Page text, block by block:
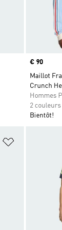
Prix
€ 90
Maillot
Crunch
Hommes
2 couleurs
Bientôt!
Ajouter à la